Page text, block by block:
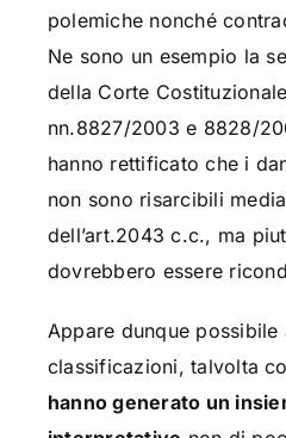
polemiche nonché
Ne sono un esempio la
della Corte
nn.8827/2003 e 8828/
hanno rettificato che i
non sono risarcibili
dell’art.2043 c.c., ma
dovrebbero essere
Appare dunque possibile
classificazioni, talvolta
hanno generato un